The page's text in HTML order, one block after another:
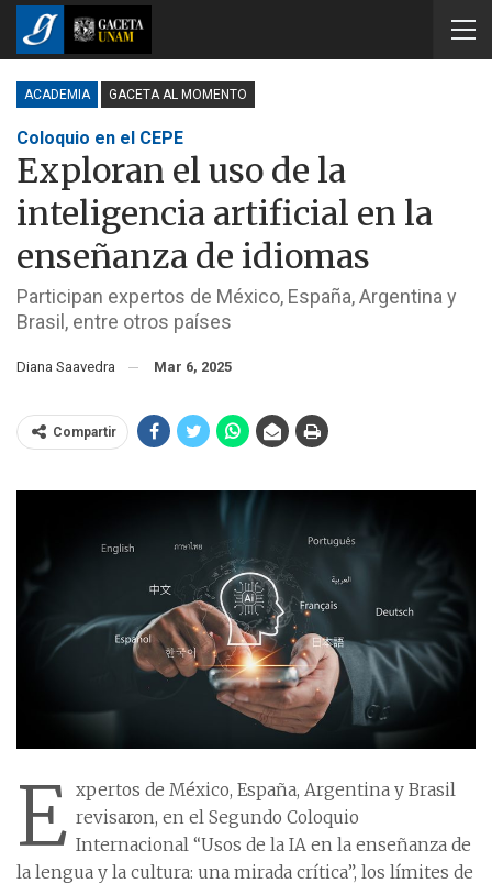
ACADEMIA GACETA AL MOMENTO
Coloquio en el CEPE
Exploran el uso de la
inteligencia artificial en la
enseñanza de idiomas
Participan expertos de México, España, Argentina y
Brasil, entre otros países
Diana Saavedra Mar 6, 2025
Compartir
E xpertos de México, España, Argentina y Brasil
revisaron, en el Segundo Coloquio
Internacional “Usos de la IA en la enseñanza de
la lengua y la cultura: una mirada crítica”, los límites de